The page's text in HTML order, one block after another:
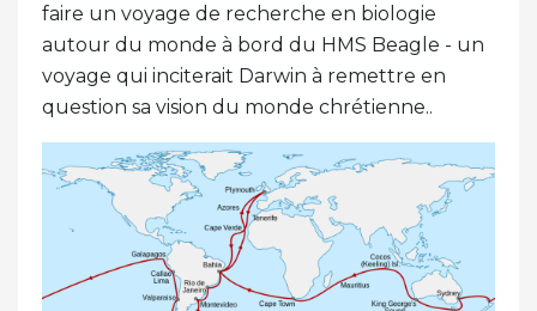
faire un voyage de recherche en biologie
autour du monde à bord du HMS Beagle - un
voyage qui inciterait Darwin à remettre en
question sa vision du monde chrétienne..